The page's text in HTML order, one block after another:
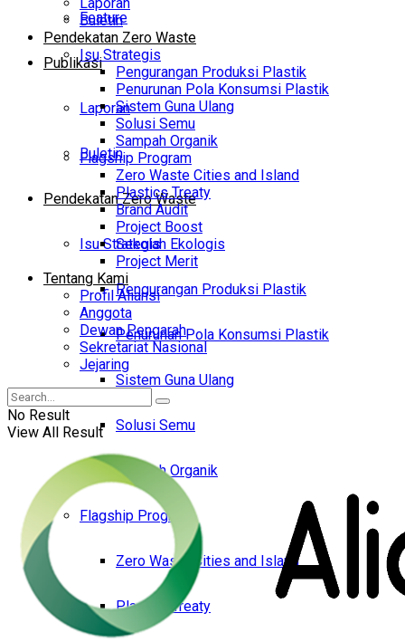
Feature
Publikasi
Laporan
Buletin
Pendekatan Zero Waste
Isu Strategis
Pengurangan Produksi Plastik
Penurunan Pola Konsumsi Plastik
Sistem Guna Ulang
Solusi Semu
Sampah Organik
Flagship Program
Zero Waste Cities and Island
Plastics Treaty
Buletin
Pendekatan Zero Waste
Isu Strategis
Pengurangan Produksi Plastik
Penurunan Pola Konsumsi Plastik
Sistem Guna Ulang
Solusi Semu
Sampah Organik
Flagship Program
Zero Waste Cities and Island
Plastics Treaty
Brand Audit
Project Boost
Sekolah Ekologis
Project Merit
Tentang Kami
Profil Aliansi
Anggota
Dewan Pengarah
Sekretariat Nasional
Jejaring
No Result
View All Result